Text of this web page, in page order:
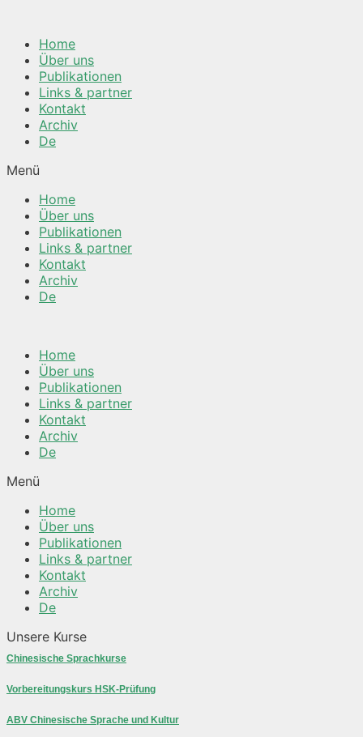
Inhalt Home
Über uns
Publikationen
Links & partner
Kontakt
Archiv
De
Menü
Home
Über uns
Publikationen
Links & partner
Kontakt
Archiv
De
Home
Über uns
Publikationen
Links & partner
Kontakt
Archiv
De
Menü
Home
Über uns
Publikationen
Links & partner
Kontakt
Archiv
De
Unsere Kurse
Chinesische Sprachkurse
Vorbereitungskurs HSK-Prüfung
ABV Chinesische Sprache und Kultur